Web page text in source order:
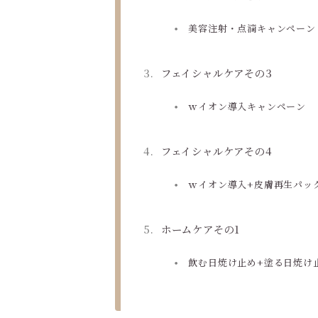
美容注射・点滴キャンペーン
フェイシャルケアその3
ｗイオン導入キャンペーン
フェイシャルケアその4
ｗイオン導入+皮膚再生パッ
ホームケアその1
飲む日焼け止め+塗る日焼け